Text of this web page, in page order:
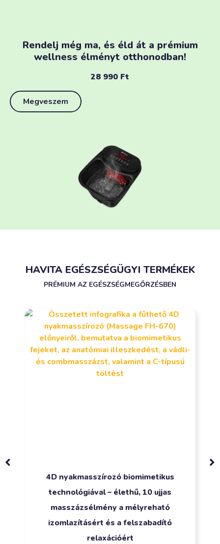
Rendelj még ma, és éld át a prémium
wellness élményt otthonodban!
28 990 Ft
Megveszem
HAVITA EGÉSZSÉGÜGYI TERMÉKEK
PRÉMIUM AZ EGÉSZSÉGMEGŐRZÉSBEN
4D nyakmasszírozó biomimetikus
technológiával – élethű, 10 ujjas
masszázsélmény a mélyreható
izomlazításért és a felszabadító
relaxációért